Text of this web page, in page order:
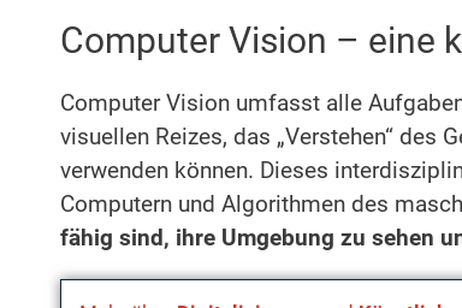
Computer Vision – eine
Computer Vision umfasst alle
visuellen Reizes, das „Verstehen“ des
verwenden können. Dieses
Computern und Algorithmen des
fähig sind, ihre Umgebung zu sehen